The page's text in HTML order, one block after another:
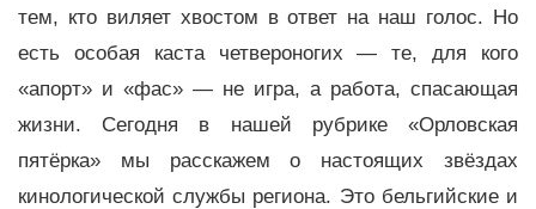
тем, кто виляет хвостом в ответ на наш голос. Но
есть особая каста четвероногих — те, для кого
«апорт» и «фас» — не игра, а работа, спасающая
жизни. Сегодня в нашей рубрике «Орловская
пятёрка» мы расскажем о настоящих звёздах
кинологической службы региона. Это бельгийские и